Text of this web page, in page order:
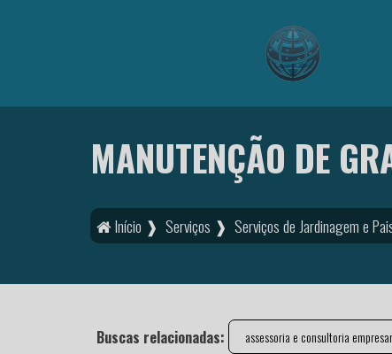
MANUTENÇÃO DE
Início ❱ Serviços ❱ Serviços de Jardinagem e
Buscas relacionadas: assessoria e consultoria